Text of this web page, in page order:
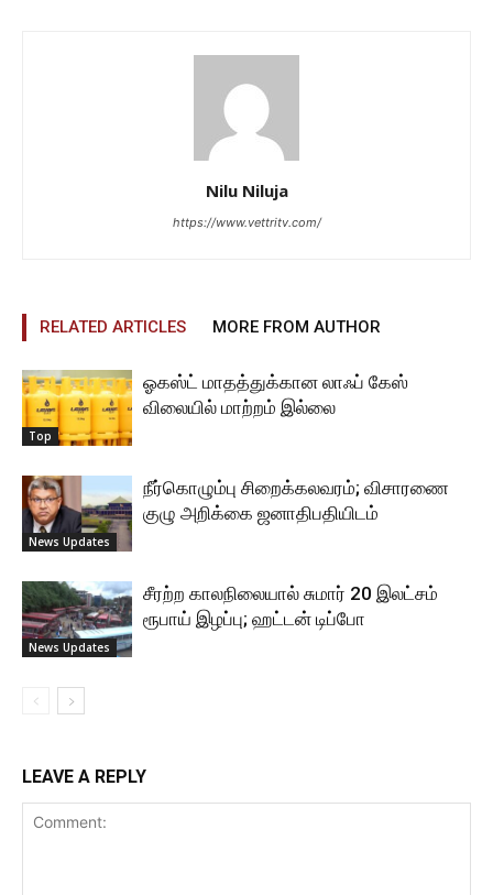
Nilu Niluja
https://www.vettritv.com/
RELATED ARTICLES MORE FROM AUTHOR
Top
ஓகஸ்ட் மாதத்துக்கான லாஃப் கேஸ்
விலையில் மாற்றம் இல்லை
News Updates
நீர்கொழும்பு சிறைக்கலவரம்; விசாரணை
குழு அறிக்கை ஜனாதிபதியிடம்
News Updates
சீரற்ற காலநிலையால் சுமார் 20 இலட்சம்
ரூபாய் இழப்பு; ஹட்டன் டிப்போ
LEAVE A REPLY